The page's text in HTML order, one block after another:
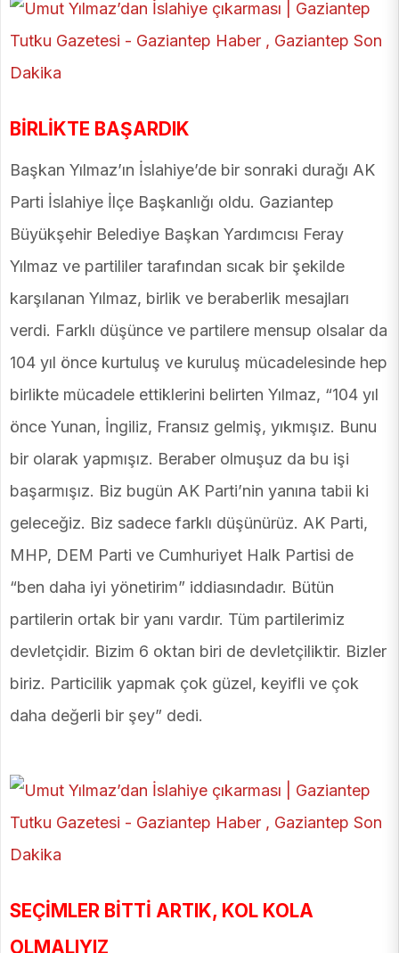
BİRLİKTE BAŞARDIK
Başkan Yılmaz’ın İslahiye’de bir sonraki durağı AK
Parti İslahiye İlçe Başkanlığı oldu. Gaziantep
Büyükşehir Belediye Başkan Yardımcısı Feray
Yılmaz ve partililer tarafından sıcak bir şekilde
karşılanan Yılmaz, birlik ve beraberlik mesajları
verdi. Farklı düşünce ve partilere mensup olsalar da
104 yıl önce kurtuluş ve kuruluş mücadelesinde hep
birlikte mücadele ettiklerini belirten Yılmaz, “104 yıl
önce Yunan, İngiliz, Fransız gelmiş, yıkmışız. Bunu
bir olarak yapmışız. Beraber olmuşuz da bu işi
başarmışız. Biz bugün AK Parti’nin yanına tabii ki
geleceğiz. Biz sadece farklı düşünürüz. AK Parti,
MHP, DEM Parti ve Cumhuriyet Halk Partisi de
“ben daha iyi yönetirim” iddiasındadır. Bütün
partilerin ortak bir yanı vardır. Tüm partilerimiz
devletçidir. Bizim 6 oktan biri de devletçiliktir. Bizler
biriz. Particilik yapmak çok güzel, keyifli ve çok
daha değerli bir şey” dedi.
SEÇİMLER BİTTİ ARTIK, KOL KOLA
OLMALIYIZ